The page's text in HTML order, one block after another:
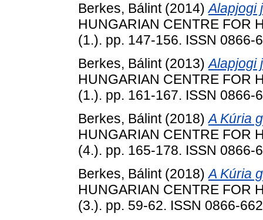
Berkes, Bálint(2014)Alapjogi
HUNGARIAN CENTRE FOR
(1.). pp. 147-156. ISSN 0866-
Berkes, Bálint(2013)Alapjogi
HUNGARIAN CENTRE FOR
(1.). pp. 161-167. ISSN 0866-
Berkes, Bálint(2018)A Kúria
HUNGARIAN CENTRE FOR
(4.). pp. 165-178. ISSN 0866-
Berkes, Bálint(2018)A Kúria
HUNGARIAN CENTRE FOR
(3.). pp. 59-62. ISSN 0866-